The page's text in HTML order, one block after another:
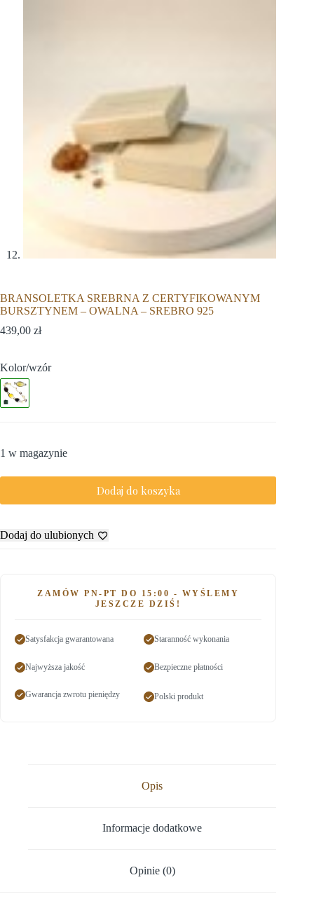
BRANSOLETKA SREBRNA Z CERTYFIKOWANYM
BURSZTYNEM – OWALNA – SREBRO 925
439,00 zł
Kolor/wzór
1 w magazynie
Dodaj do koszyka
Dodaj do ulubionych
ZAMÓW PN-PT DO 15:00 - WYŚLEMY
JESZCZE DZIŚ!
Satysfakcja gwarantowana Staranność wykonania
Najwyższa jakość Bezpieczne płatności
Gwarancja zwrotu pieniędzy Polski produkt
Opis
Informacje dodatkowe
Opinie (0)